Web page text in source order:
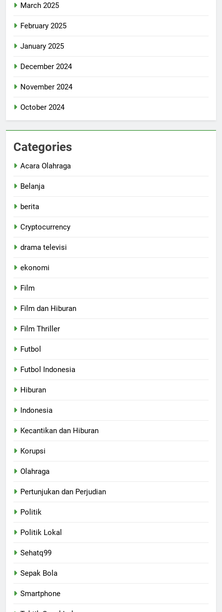
March 2025
February 2025
January 2025
December 2024
November 2024
October 2024
Categories
Acara Olahraga
Belanja
berita
Cryptocurrency
drama televisi
ekonomi
Film
Film dan Hiburan
Film Thriller
Futbol
Futbol Indonesia
Hiburan
Indonesia
Kecantikan dan Hiburan
Korupsi
Olahraga
Pertunjukan dan Perjudian
Politik
Politik Lokal
Sehatq99
Sepak Bola
Smartphone